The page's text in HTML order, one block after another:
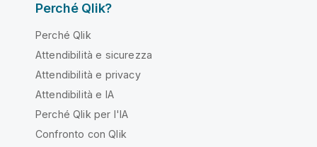
Perché Qlik?
Perché Qlik
Attendibilità e sicurezza
Attendibilità e privacy
Attendibilità e IA
Perché Qlik per l'IA
Confronto con Qlik